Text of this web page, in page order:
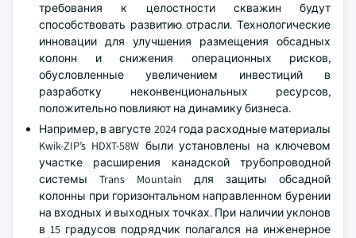
требования к целостности скважин будут
способствовать развитию отрасли. Технологические
инновации для улучшения размещения обсадных
колонн и снижения операционных рисков,
обусловленные увеличением инвестиций в
разработку неконвенциональных ресурсов,
положительно повлияют на динамику бизнеса.
Например, в августе 2024 года расходные материалы
Kwik-ZIP’s HDXT-58W были установлены на ключевом
участке расширения канадской трубопроводной
системы Trans Mountain для защиты обсадной
колонны при горизонтальном направленном бурении
на входных и выходных точках. При наличии уклонов
в 15 градусов подрядчик полагался на инженерное